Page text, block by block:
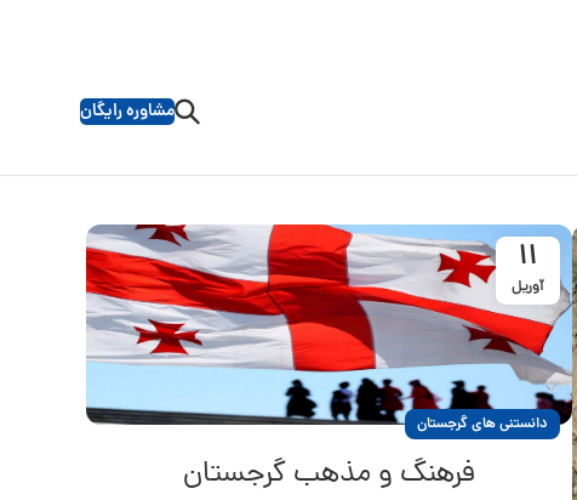
مشاوره رایگان
11
آوریل
دانستنی های گرجستان
فرهنگ و مذهب گرجستان